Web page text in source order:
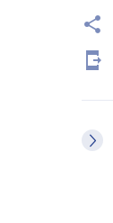
share
send_to_mobile